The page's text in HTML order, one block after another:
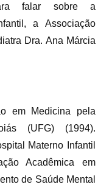
falar sobre a
a Associação
Dra. Ana Márcia
em Medicina pela
(UFG) (1994).
Materno Infantil
Acadêmica em
de Saúde Mental